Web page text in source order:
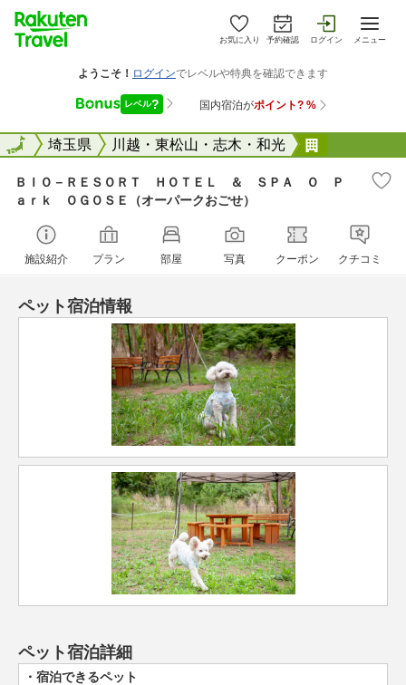
お気に入り 予約確認 ログイン メニュー
全国埼玉県 川越・東松山・志木・和光
全国
ＢＩＯ－ＲＥＳＯＲＴ ＨＯＴＥＬ ＆ ＳＰＡ Ｏ Ｐ
ａｒｋ ＯＧＯＳＥ（オーパークおごせ）
施設紹介 プラン 部屋 写真 クーポン クチコミ
ペット宿泊情報
ペット宿泊詳細
宿泊できるペット